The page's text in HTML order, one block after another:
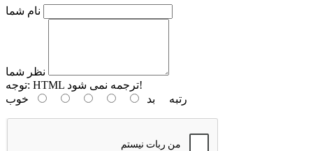
نام شما
نظر شما
توجه:
HTML ترجمه نمی شود!
رتبه بد خوب